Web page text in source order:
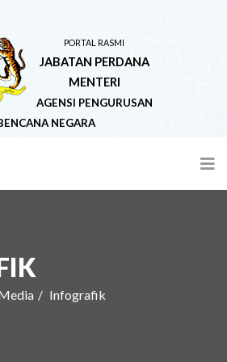
PORTAL RASMI
JABATAN PERDANA
MENTERI
AGENSI PENGURUSAN
NEGARA
Infografik